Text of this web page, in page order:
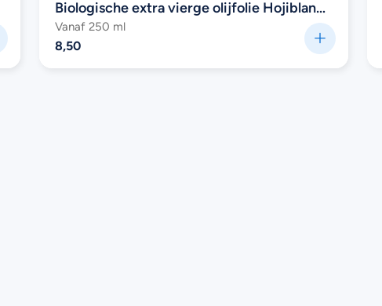
Biologische extra vierge olijfolie Hojiblanca
(Selección) van Entre Caminos (Blik)
Vanaf 250 ml
8,50